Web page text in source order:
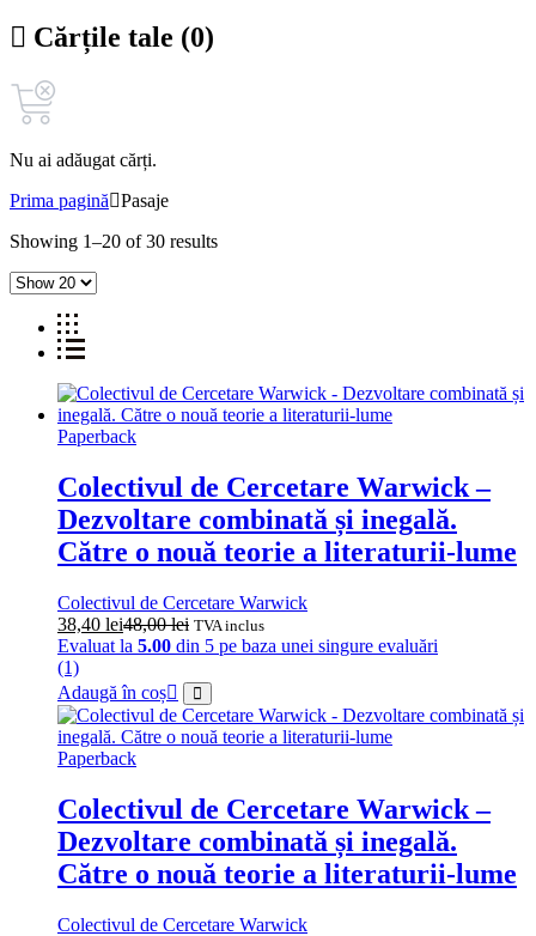
Cărțile tale (0)
Nu ai adăugat cărți.
Prima pagină
Pasaje
Showing 1–20 of 30 results
Paperback
Colectivul de Cercetare Warwick –
Dezvoltare combinată și inegală.
Către o nouă teorie a literaturii-lume
Colectivul de Cercetare Warwick
38,40 lei48,00lei TVA inclus
Evaluat la 5.00 din 5 pe baza unei singure evaluări
(1)
Adaugă în coș
Paperback
Colectivul de Cercetare Warwick –
Dezvoltare combinată și inegală.
Către o nouă teorie a literaturii-lume
Colectivul de Cercetare Warwick